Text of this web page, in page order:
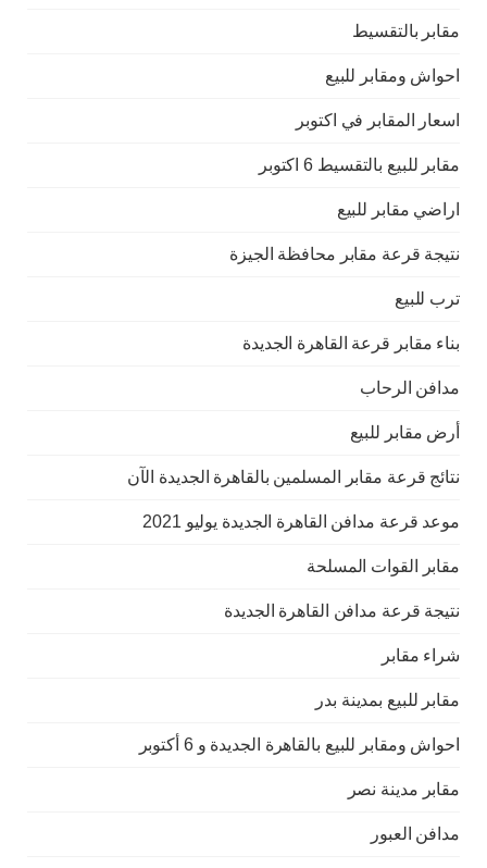
مقابر بالتقسيط
احواش ومقابر للبيع
اسعار المقابر في اكتوبر
مقابر للبيع بالتقسيط 6 اكتوبر
اراضي مقابر للبيع
نتيجة قرعة مقابر محافظة الجيزة
ترب للبيع
بناء مقابر قرعة القاهرة الجديدة
مدافن الرحاب
أرض مقابر للبيع
نتائج قرعة مقابر المسلمين بالقاهرة الجديدة الآن
موعد قرعة مدافن القاهرة الجديدة يوليو 2021
مقابر القوات المسلحة
نتيجة قرعة مدافن القاهرة الجديدة
شراء مقابر
مقابر للبيع بمدينة بدر
احواش ومقابر للبيع بالقاهرة الجديدة و 6 أكتوبر
مقابر مدينة نصر
مدافن العبور